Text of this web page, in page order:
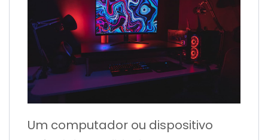
Um computador ou dispositivo